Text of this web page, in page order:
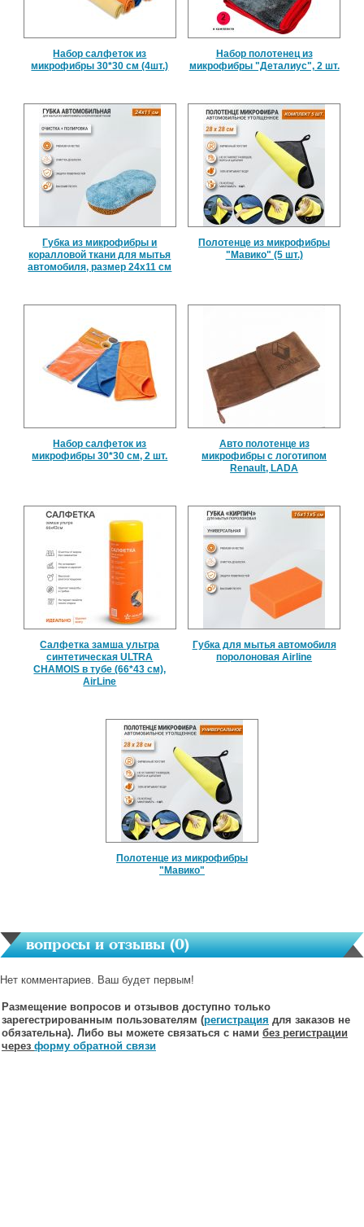
Набор салфеток из
микрофибры 30*30 см (4шт.)
Набор полотенец из
микрофибры "Деталиус", 2 шт.
Губка из микрофибры и
коралловой ткани для мытья
автомобиля, размер 24х11 см
Полотенце из микрофибры
"Мавико" (5 шт.)
Набор салфеток из
микрофибры 30*30 см, 2 шт.
Авто полотенце из
микрофибры с логотипом
Renault, LADA
Салфетка замша ультра
синтетическая ULTRA
CHAMOIS в тубе (66*43 см),
AirLine
Губка для мытья автомобиля
поролоновая Airline
Полотенце из микрофибры
"Мавико"
вопросы и отзывы (0)
Нет комментариев. Ваш будет первым!
Размещение вопросов и отзывов доступно только
зарегестрированным пользователям (регистрация для заказов не
обязательна). Либо вы можете связаться с нами без регистрации
через форму обратной связи